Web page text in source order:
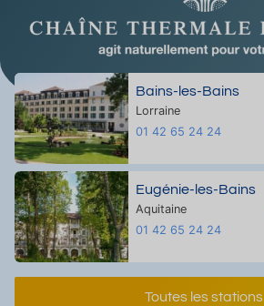
Bains-les-Bains
Lorraine
01 42 65 24 24
Eugénie-les-Bains
Aquitaine
01 42 65 24 24
Toutes les stations